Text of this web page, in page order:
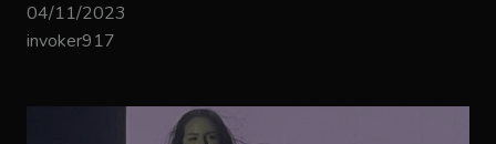
04/11/2023
invoker917